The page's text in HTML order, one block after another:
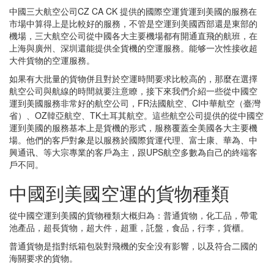
中國三大航空公司CZ CA CK 提供的國際空運貨運到美國的服務在
市場中算得上是比較好的服務，不管是空運到美國西部還是東部的
機場，三大航空公司從中國各大主要機場都有開通直飛的航班，在
上海與廣州、深圳還能提供全貨機的空運服務。能够一次性接收超
大件貨物的空運服務。
如果有大批量的貨物併且對於空運時間要求比較高的，那麼在選擇
航空公司與航線的時間就要注意瞭，接下來我們介紹一些從中國空
運到美國服務非常好的航空公司，FR法國航空、CI中華航空（臺灣
省）、OZ韓亞航空、TK土耳其航空。這些航空公司提供的從中國空
運到美國的服務基本上是貨機的形式，服務覆蓋全美國各大主要機
場。他們的客戶對象是以服務於國際貨運代理、富士康、華為、中
興通讯、等大宗專業的客戶為主，跟UPS航空多數為自己的終端客
戶不同。
中國到美國空運的貨物種類
從中國空運到美國的貨物種類大概归為：普通貨物，化工品，帶電
池產品，超長貨物，超大件，超重，託盤，食品，行李，貨櫃。
普通貨物是指對纸箱包裝對飛機的安全没有影響，以及符合二國的
海關要求的貨物。